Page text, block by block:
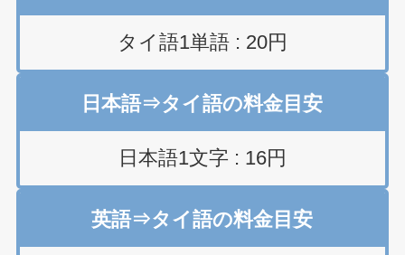
タイ語1単語 : 20円
日本語⇒タイ語の料金目安
日本語1文字 : 16円
英語⇒タイ語の料金目安